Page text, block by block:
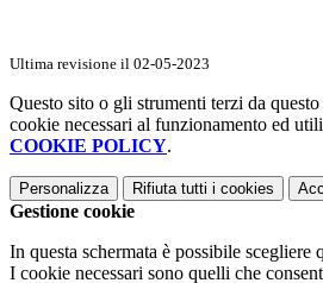
Ultima revisione il 02-05-2023
Questo sito o gli strumenti terzi da
cookie necessari al funzionamento ed
COOKIE POLICY.
Personalizza Rifiuta tutti i cookies
Gestione cookie
In questa schermata è possibile scegliere
I cookie necessari sono quelli che